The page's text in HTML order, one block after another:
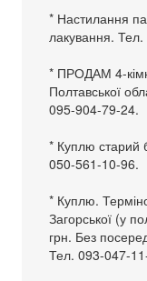
* Настилання
лакування.
* ПРОДАМ 4-
Полтавської
095-904-79-24.
* Куплю старий
050-561-10-96.
* Куплю.
Загорської (у
грн. Без
Тел. 093-047-